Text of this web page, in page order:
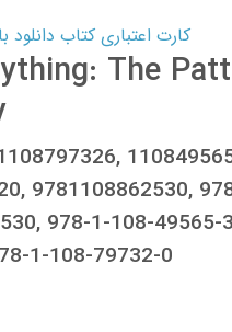
کارت اعتباری کتاب دانلود با 10,000,000 اعتبار دانلود کتاب! کلیک کنید
The
9781108862530,
978-1-108-49565-
1-108-79732-0